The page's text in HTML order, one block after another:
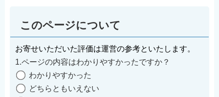
このページについて
お寄せいただいた評価は運営の参考といたします。
1.ページの内容はわかりやすかったですか？
わかりやすかった
どちらともいえない